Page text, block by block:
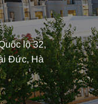
lộ 32,
Đức, Hà